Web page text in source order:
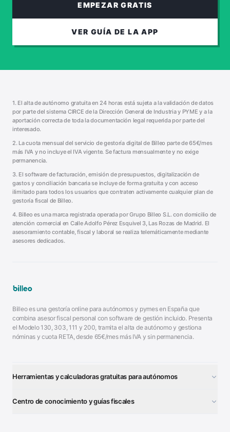
EMPEZAR GRATIS
VER GUÍA DE LA APP
1. El alta de autónomo gratuita en 24 horas está sujeta a la validación de datos
por parte del sistema CIRCE de la Dirección General de Industria y PYME y a la
aportación correcta de toda la documentación legal requerida por parte del
interesado.
2. La cuota mensual del servicio de gestoría digital de Billeo parte de 65€/mes
más IVA y no incluye el IVA vigente. Se factura mensualmente y no exige
permanencia.
3. El software de facturación, emisión de presupuestos, digitalización de
gastos y conciliación bancaria se incluye de forma gratuita y con acceso
ilimitado para todos los usuarios que contraten activamente cualquier plan de
gestoría fiscal de Billeo.
4. Billeo es una marca registrada operada por Grupo Billeo S.L. con domicilio de
atención comercial en Calle Adolfo Pérez Esquivel 3, Las Rozas de Madrid. El
asesoramiento contable, fiscal y laboral se realiza telemáticamente mediante
asesores dedicados.
Billeo es una gestoría online para autónomos y pymes en España que
combina asesor fiscal personal con software de gestión incluido. Presenta
el Modelo 130, 303, 111 y 200, tramita el alta de autónomo y gestiona
nóminas y cuota RETA, desde 65€/mes más IVA y sin permanencia.
Herramientas y calculadoras gratuitas para autónomos
Centro de conocimiento y guías fiscales